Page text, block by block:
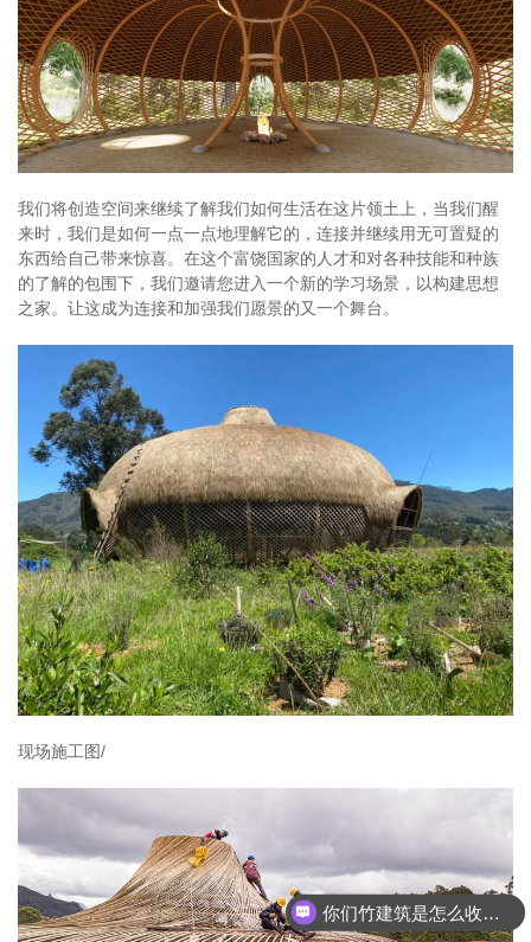
我们将创造空间来继续了解我们如何生活在这片领土上，当我们醒
来时，我们是如何一点一点地理解它的，连接并继续用无可置疑的
东西给自己带来惊喜。在这个富饶国家的人才和对各种技能和种族
的了解的包围下，我们邀请您进入一个新的学习场景，以构建思想
之家。让这成为连接和加强我们愿景的又一个舞台。
现场施工图/